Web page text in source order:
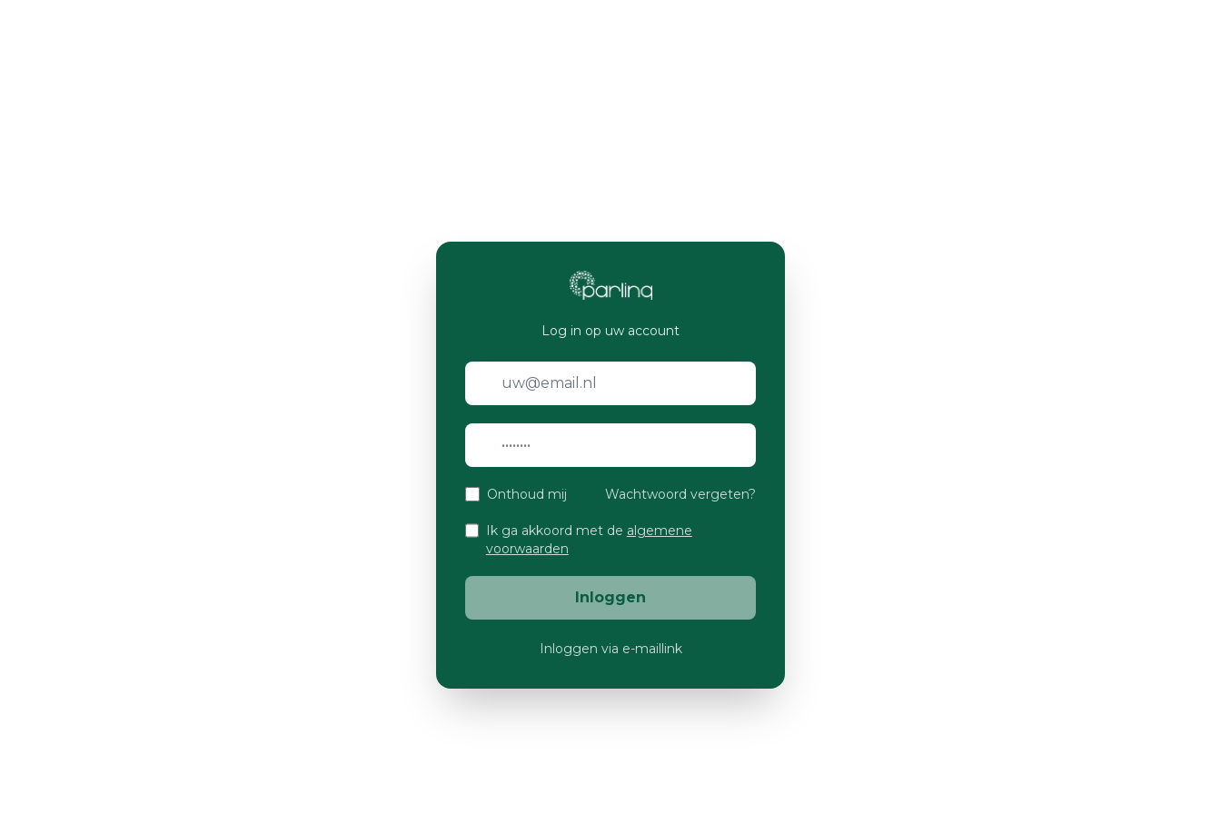
Log in op uw account
Onthoud mij Wachtwoord vergeten?
Ik ga akkoord met de algemene
voorwaarden
Inloggen
Inloggen via e-maillink